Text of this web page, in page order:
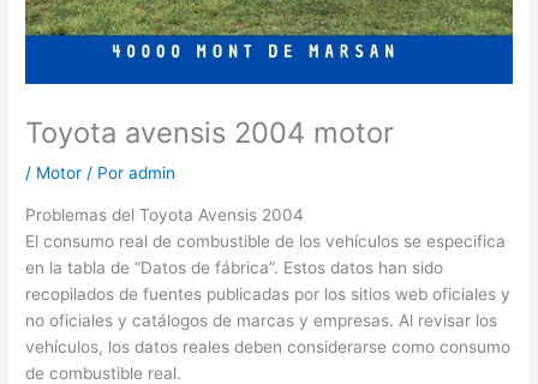
Toyota avensis 2004 motor
/ Motor / Poradmin
Problemas del Toyota Avensis 2004
El consumo real de combustible de los vehículos se especifica
en la tabla de “Datos de fábrica”. Estos datos han sido
recopilados de fuentes publicadas por los sitios web oficiales y
no oficiales y catálogos de marcas y empresas. Al revisar los
vehículos, los datos reales deben considerarse como consumo
de combustible real.